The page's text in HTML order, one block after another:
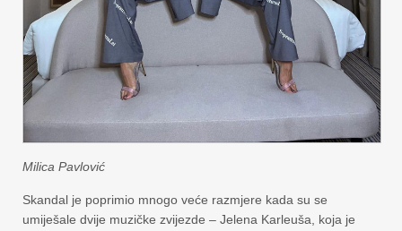
Milica Pavlović
Skandal je poprimio mnogo veće razmjere kada su se
umiješale dvije muzičke zvijezde – Jelena Karleuša, koja je